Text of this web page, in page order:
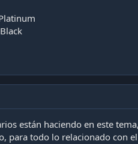
están haciendo en este
para todo lo relacionado con